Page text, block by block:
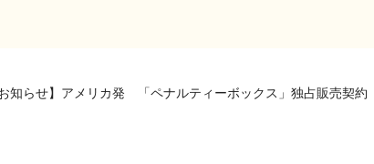
お知らせ】アメリカ発 「ペナルティーボックス」独占販売契約